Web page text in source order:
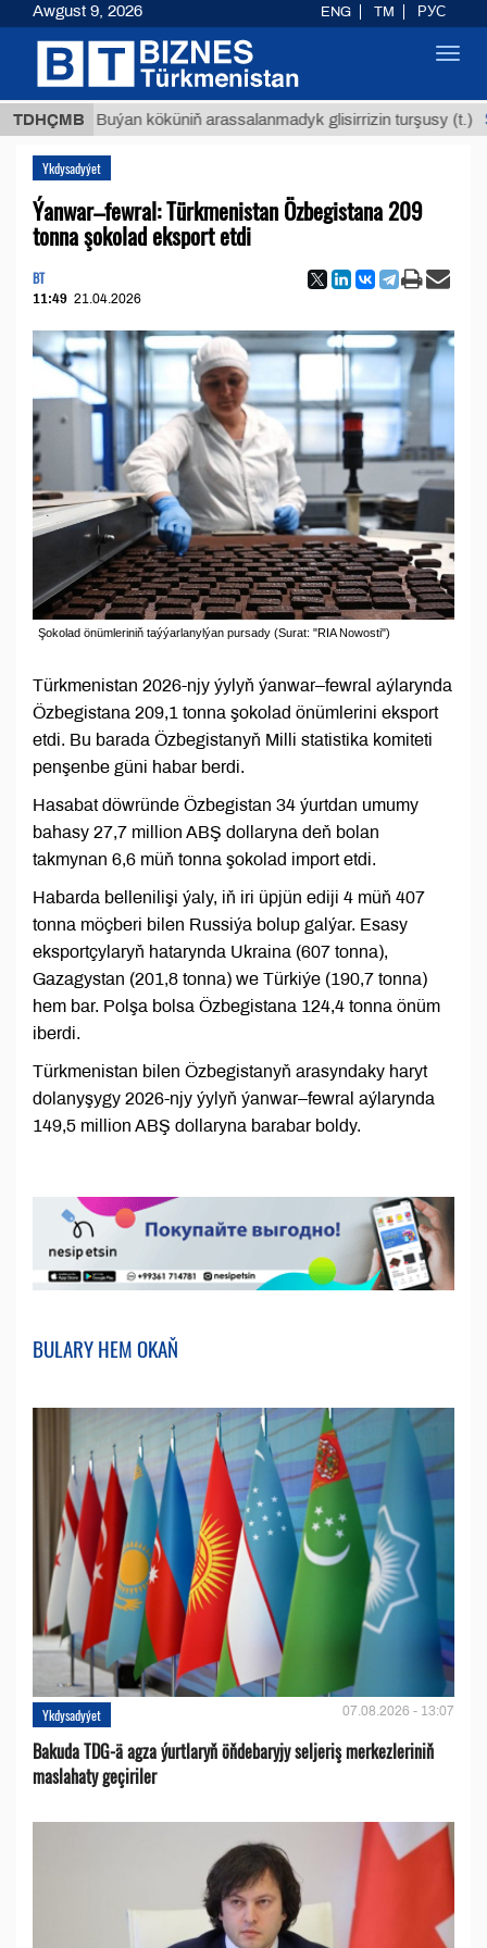
TDHÇMB
Buýan köküniň arassalanmadyk glisirrizin turşusy (t.)
Ykdysadyýet
Ýanwar–fewral: Türkmenistan Özbegistana 209
tonna şokolad eksport etdi
BT
11:49 21.04.2026
Şokolad önümleriniň taýýarlanylýan pursady (Surat: "RIA Nowosti")
Türkmenistan 2026-njy ýylyň ýanwar–fewral aýlarynda
Özbegistana 209,1 tonna şokolad önümlerini eksport
etdi. Bu barada Özbegistanyň Milli statistika komiteti
penşenbe güni habar berdi.
Hasabat döwründe Özbegistan 34 ýurtdan umumy
bahasy 27,7 million ABŞ dollaryna deň bolan
takmynan 6,6 müň tonna şokolad import etdi.
Habarda bellenilişi ýaly, iň iri üpjün ediji 4 müň 407
tonna möçberi bilen Russiýa bolup galýar. Esasy
eksportçylaryň hatarynda Ukraina (607 tonna),
Gazagystan (201,8 tonna) we Türkiýe (190,7 tonna)
hem bar. Polşa bolsa Özbegistana 124,4 tonna önüm
iberdi.
Türkmenistan bilen Özbegistanyň arasyndaky haryt
dolanyşygy 2026-njy ýylyň ýanwar–fewral aýlarynda
149,5 million ABŞ dollaryna barabar boldy.
BULARY HEM OKAŇ
Ykdysadyýet 07.08.2026 - 13:07
Bakuda TDG-ä agza ýurtlaryň öňdebaryjy seljeriş merkezleriniň
maslahaty geçiriler
Awgust 9, 2026 ENG TM РУС